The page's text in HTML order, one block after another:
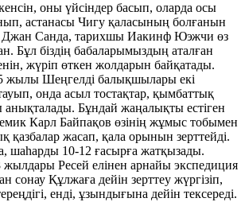
оны үйсіндер басып, оларда осы
астанасы Чигу қаласының болғанын
Джан Санда, тарихшы Иакинф Юэжчи өз
Бұл біздің бабаларымыздың аталған
жүріп өткен жолдарын байқатады.
жылы Шеңгелді балықшылары екі
онда асыл тостақтар, қымбаттық
Бұндай жаңалықты естіген
Карл Байпақов өзінің жұмыс тобымен
қазбалар жасап, қала орынын зерттейді.
шаһарды 10-12 ғасырға жатқызады.
Ресей елінен арнайы экспедиция
сонау Құлжаға дейін зерттеу жүргізіп,
енді, ұзындығына дейін тексереді.